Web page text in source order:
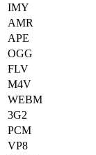
IMY
AMR
APE
OGG
FLV
M4V
WEBM
3G2
PCM
VP8